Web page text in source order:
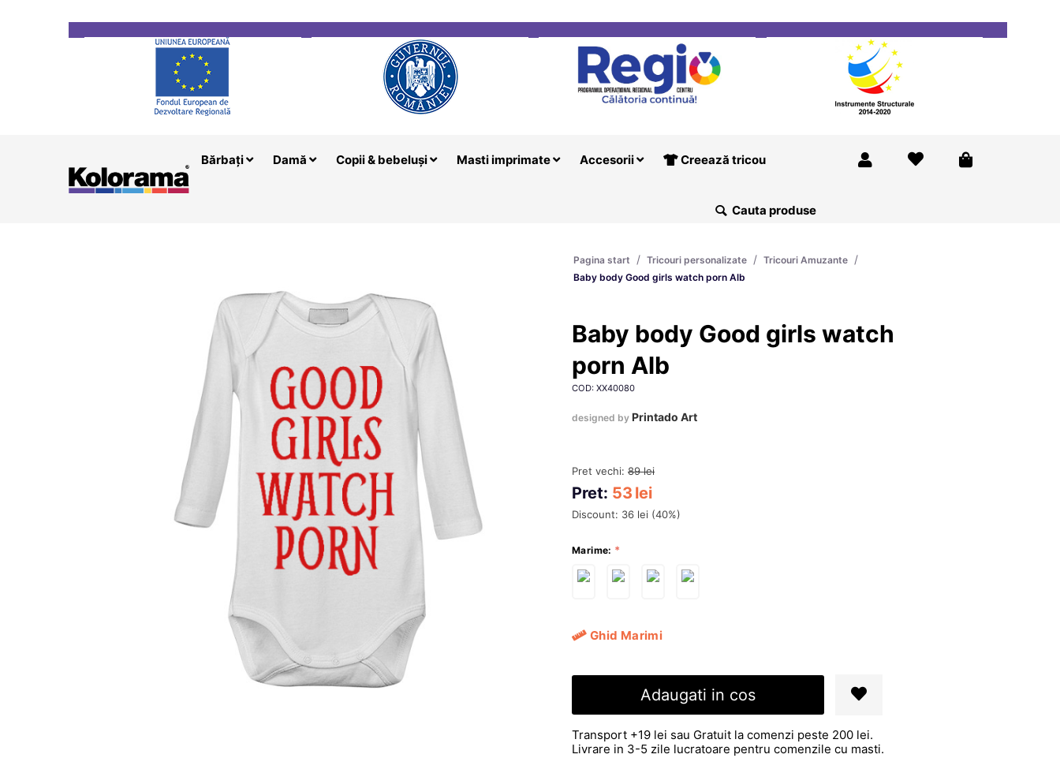
Bărbați Damă Copii & bebeluși Masti imprimate Accesorii Creează tricou
Pagina start / Tricouri personalizate / Tricouri Amuzante /
Baby body Good girls watch porn Alb
Baby body Good girls watch
porn Alb
COD: XX40080
designed by Printado Art
Pret vechi: 89 lei
Pret: 53 lei
Discount: 36lei (40%)
Marime:
Ghid Marimi
Adaugati in cos
Transport +19 lei sau Gratuit la comenzi peste 200 lei.
Livrare in 3-5 zile lucratoare pentru comenzile cu masti.